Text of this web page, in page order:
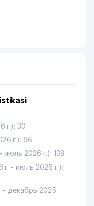
г.): 30
г.): 66
2026 г.): 138
г. - июль 2026 г.):
- декабрь 2025